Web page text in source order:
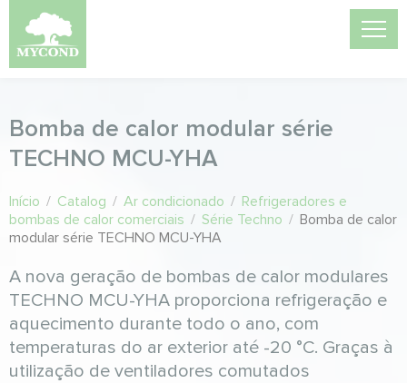
Bomba de calor modular série
TECHNO MCU-YHА
Início / Catalog / Ar condicionado / Refrigeradores e
bombas de calor comerciais / Série Techno / Bomba de calor
modular série TECHNO MCU-YHА
A nova geração de bombas de calor modulares
TECHNO MCU-YHA proporciona refrigeração e
aquecimento durante todo o ano, com
temperaturas do ar exterior até -20 °C. Graças à
utilização de ventiladores comutados